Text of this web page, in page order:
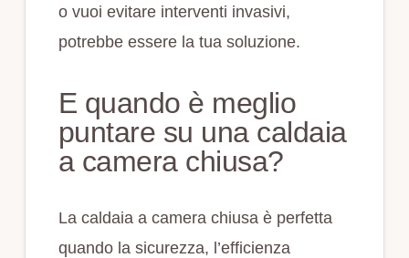
o vuoi evitare interventi invasivi,
potrebbe essere la tua soluzione.
E quando è meglio
puntare su una caldaia
a camera chiusa?
La caldaia a camera chiusa è perfetta
quando la sicurezza, l’efficienza